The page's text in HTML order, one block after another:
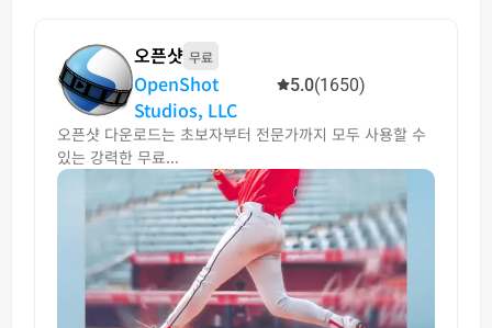
오픈샷 무료
OpenShot
Studios, LLC
5.0(1650)
오픈샷 다운로드는 초보자부터 전문가까지 모두 사용할 수
있는 강력한 무료...